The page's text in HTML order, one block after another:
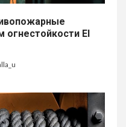
огнестойкости EI